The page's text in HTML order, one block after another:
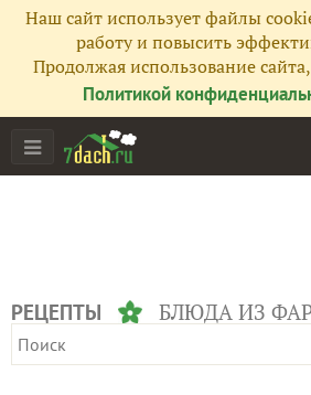
Наш сайт использует файлы
работу и повысить
Продолжая использование
Политикой
РЕЦЕПТЫ БЛЮДА ИЗ